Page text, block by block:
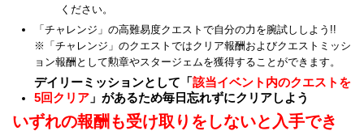
ください。
「チャレンジ」の高難易度クエストで自分の力を腕試ししよう!!
※「チャレンジ」のクエストではクリア報酬およびクエストミッシ
ョン報酬として勲章やスタージェムを獲得することができます。
デイリーミッションとして「該当イベント内のクエストを
5回クリア 」があるため毎日忘れずにクリアしよう
いずれの報酬も受け取りをしないと入手でき